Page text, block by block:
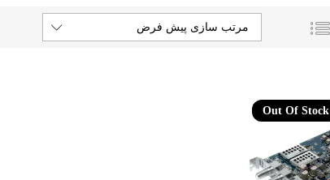
مرتب سازی پیش فرض
Out Of Stock